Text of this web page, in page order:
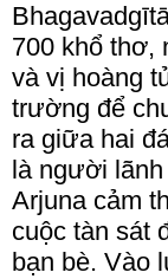
700 khổ thơ,
và vị hoàng
trường để
ra giữa hai
là người
Arjuna cảm
cuộc tàn sát
bạn bè. Vào